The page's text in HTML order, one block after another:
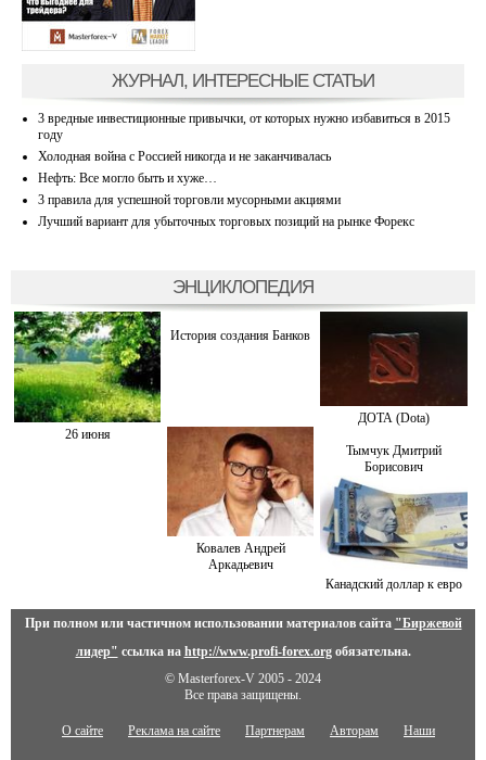
ЖУРНАЛ, ИНТЕРЕСНЫЕ СТАТЬИ
3 вредные инвестиционные привычки, от которых нужно избавиться в 2015
году
Холодная война с Россией никогда и не заканчивалась
Нефть: Все могло быть и хуже…
3 правила для успешной торговли мусорными акциями
Лучший вариант для убыточных торговых позиций на рынке Форекс
ЭНЦИКЛОПЕДИЯ
26 июня
История создания Банков
ДОТА (Dota)
Ковалев Андрей
Аркадьевич
Тымчук Дмитрий
Борисович
Канадский доллар к евро
При полном или частичном использовании материалов сайта "Биржевой
лидер" ссылка на http://www.profi-forex.orgобязательна.
© Masterforex-V 2005 - 2024
Все права защищены.
О сайте Реклама на сайте Партнерам Авторам Наши